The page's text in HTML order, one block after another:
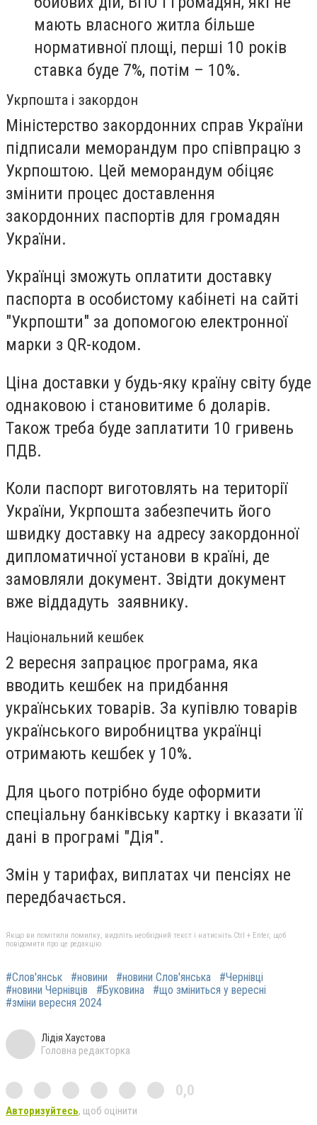
мають власного житла більше
нормативної площі, перші 10 років
ставка буде 7%, потім – 10%.
Укрпошта і закордон
Міністерство закордонних справ України
підписали меморандум про співпрацю з
Укрпоштою. Цей меморандум обіцяє
змінити процес доставлення
закордонних паспортів для громадян
України.
Українці зможуть оплатити доставку
паспорта в особистому кабінеті на сайті
"Укрпошти" за допомогою електронної
марки з QR-кодом.
Ціна доставки у будь-яку країну світу буде
однаковою і становитиме 6 доларів.
Також треба буде заплатити 10 гривень
ПДВ.
Коли паспорт виготовлять на території
України, Укрпошта забезпечить його
швидку доставку на адресу закордонної
дипломатичної установи в країні, де
замовляли документ. Звідти документ
вже віддадуть заявнику.
Національний кешбек
2 вересня запрацює програма, яка
вводить кешбек на придбання
українських товарів. За купівлю товарів
українського виробництва українці
отримають кешбек у 10%.
Для цього потрібно буде оформити
спеціальну банківську картку і вказати її
дані в програмі "Дія".
Змін у тарифах, виплатах чи пенсіях не
передбачається.
Якщо ви помітили помилку, виділіть необхідний текст і натисніть Ctrl + Enter, щоб
повідомити про це редакцію
#Слов'янськ #новини #новини Слов'янська
#Чернівці
#новини Чернівців
#Буковина
#що зміниться у вересні
#зміни вересня 2024
Лідія Хаустова
Головна редакторка
0,0
Авторизуйтесь, щоб оцінити